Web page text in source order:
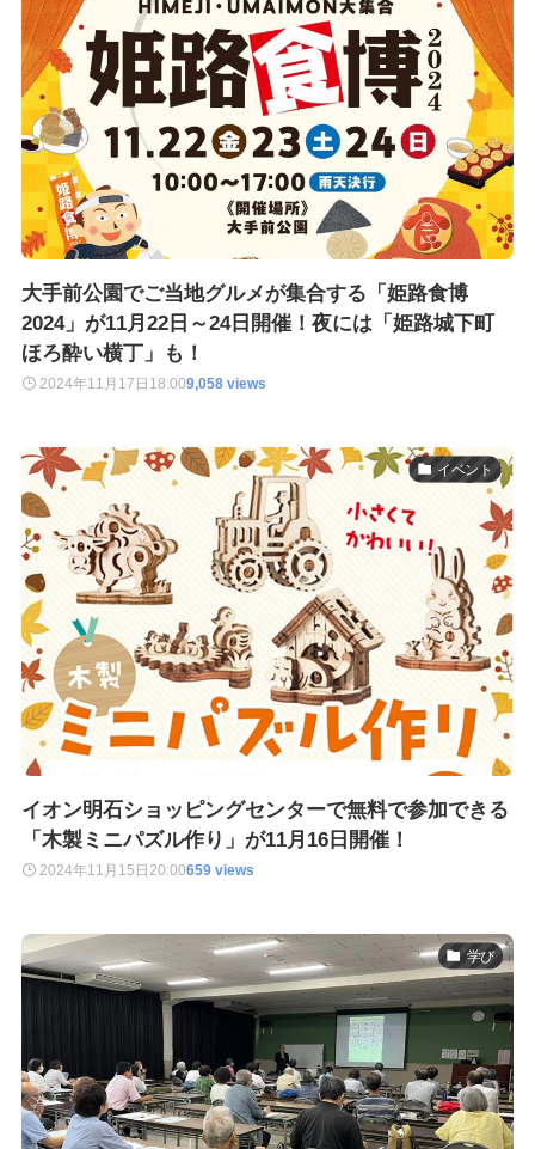
大手前公園でご当地グルメが集合する「姫路食博
2024」が11月22日～24日開催！夜には「姫路城下町
ほろ酔い横丁」も！
2024年11月17日 18:009,058 views
イベント
イオン明石ショッピングセンターで無料で参加できる
「木製ミニパズル作り」が11月16日開催！
2024年11月15日 20:00659 views
学び